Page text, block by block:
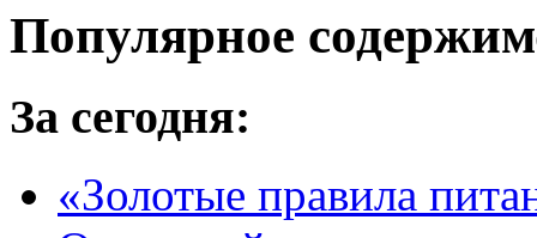
Популярное
За сегодня:
«Золотые правила